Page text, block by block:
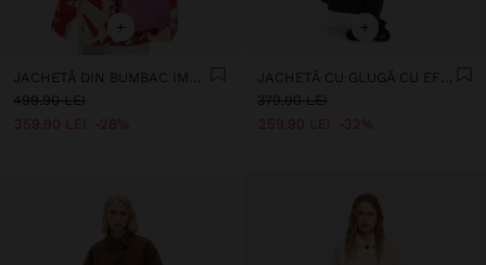
+
499.90 LEI
359.90 LEI
28%
+
379.90 LEI
259.90 LEI
32%